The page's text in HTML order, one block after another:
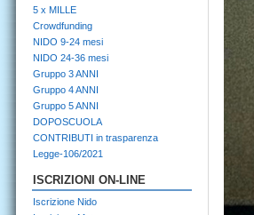
5 x MILLE
Crowdfunding
NIDO 9-24 mesi
NIDO 24-36 mesi
Gruppo 3 ANNI
Gruppo 4 ANNI
Gruppo 5 ANNI
DOPOSCUOLA
CONTRIBUTI in trasparenza
Legge-106/2021
ISCRIZIONI ON-LINE
Iscrizione Nido